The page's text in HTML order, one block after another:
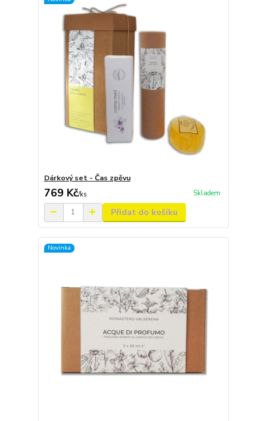
Dárkový set - Čas zpěvu
769 Kč/ks Skladem
Přidat do košíku
Novinka